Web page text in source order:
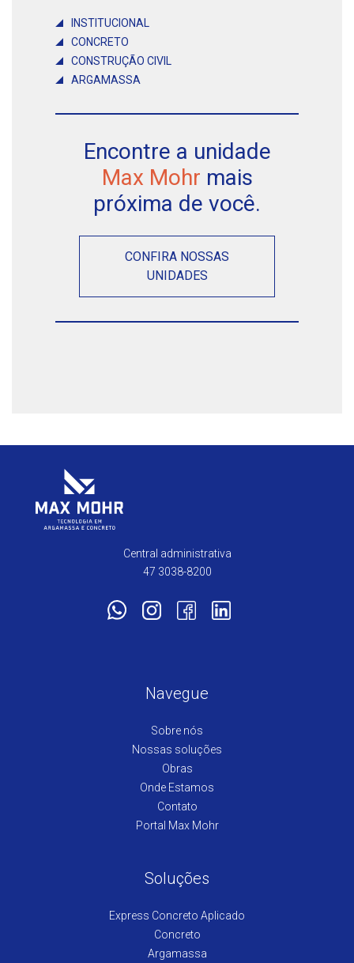
INSTITUCIONAL
CONCRETO
CONSTRUÇÃO CIVIL
ARGAMASSA
Encontre a unidade
Max Mohr mais
próxima de você.
CONFIRA NOSSAS
UNIDADES
Central administrativa
47 3038-8200
Navegue
Sobre nós
Nossas soluções
Obras
Onde Estamos
Contato
Portal Max Mohr
Soluções
Express Concreto Aplicado
Concreto
Argamassa